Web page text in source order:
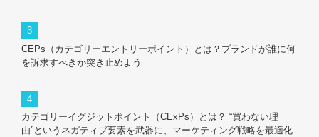
CEPs（カテゴリーエントリーポイント）とは？ブランドが誰に何
を訴求すべきか突き止めよう
カテゴリーイグジットポイント（CExPs）とは？ “買わない理
由”というネガティブ要素を武器に、マーケティング戦略を最適化